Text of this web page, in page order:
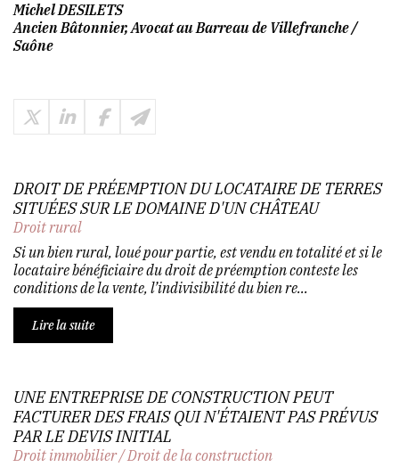
Michel DESILETS
Ancien Bâtonnier, Avocat au Barreau de Villefranche /
Saône
DROIT DE PRÉEMPTION DU LOCATAIRE DE TERRES
SITUÉES SUR LE DOMAINE D'UN CHÂTEAU
Droit rural
Si un bien rural, loué pour partie, est vendu en totalité et si le
locataire bénéficiaire du droit de préemption conteste les
conditions de la vente, l’indivisibilité du bien re...
Lire la suite
UNE ENTREPRISE DE CONSTRUCTION PEUT
FACTURER DES FRAIS QUI N'ÉTAIENT PAS PRÉVUS
PAR LE DEVIS INITIAL
Droit immobilier/Droit de la construction